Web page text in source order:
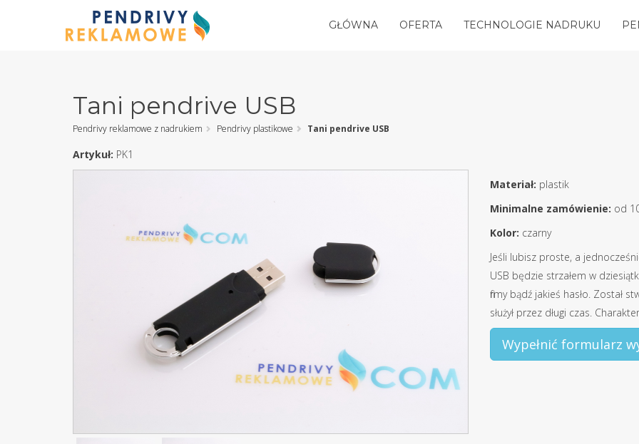
GŁÓWNA OFERTA TECHNOLOGIE NADRUKU
Tani pendrive USB
Pendrivy reklamowe z nadrukiem Pendrivy plastikowe Tani pendrive USB
Artykuł: PK1
Materiał: plastik
Minimalne zamówienie: od
Kolor: czarny
Jeśli lubisz proste, a
USB będzie strzałem w
firmy bądź jakieś hasło. Został
służył przez długi czas.
Wypełnić formularz